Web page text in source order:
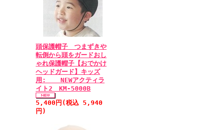
頭保護帽子 つまずきや
転倒から頭をガードおし
ゃれ保護帽子【おでかけ
ヘッドガード】キッズ
用: NEWアクティラ
イト2 KM-5000B
5,400円(税込 5,940
円)